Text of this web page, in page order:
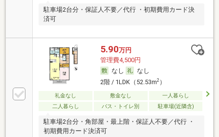
駐車場2台分・保証人不要／代行 ・初期費用カード決
済可
5.90万円
管理費4,500円
なし
なし
2階 / 1LDK（52.53m2）
礼金なし 敷金なし
一人暮らし
二人暮らし
バス・トイレ別 駐車場(近隣含)
駐車場2台分・角部屋・最上階・保証人不要／代行 ・
初期費用カード決済可